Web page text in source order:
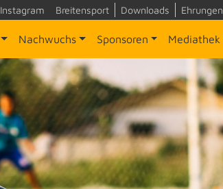
Instagram Breitensport Downloads Ehrungen
Nachwuchs Sponsoren Mediathek